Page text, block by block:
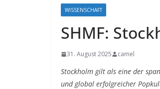
WISSENSCHAFT
SHMF:
31. August 2025 camel
Stockholm gilt als eine der
und global erfolgreicher